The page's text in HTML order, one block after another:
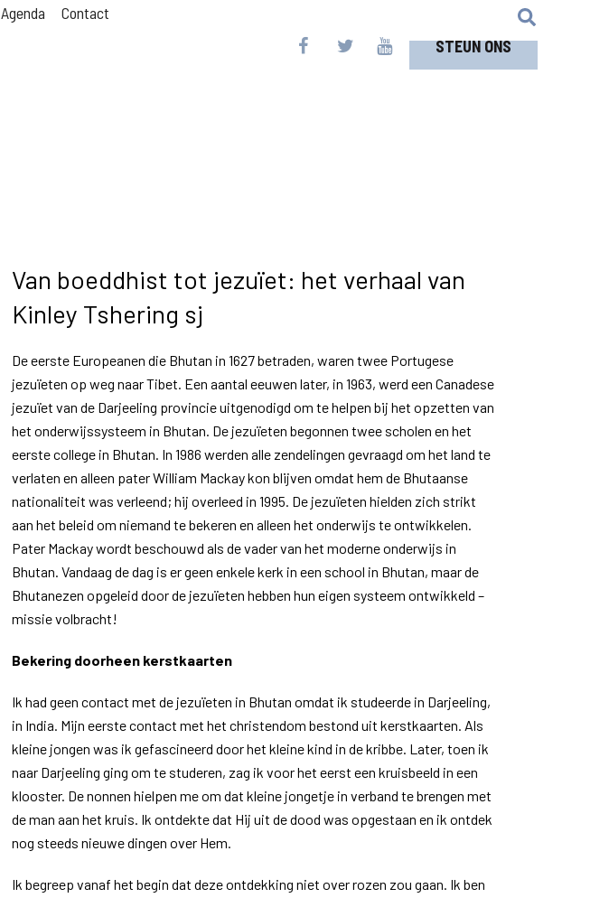
STEUN ONS
Agenda Contact
Van boeddhist tot jezuïet: het verhaal van
Kinley Tshering sj
De eerste Europeanen die Bhutan in 1627 betraden, waren twee Portugese
jezuïeten op weg naar Tibet. Een aantal eeuwen later, in 1963, werd een Canadese
jezuïet van de Darjeeling provincie uitgenodigd om te helpen bij het opzetten van
het onderwijssysteem in Bhutan. De jezuïeten begonnen twee scholen en het
eerste college in Bhutan. In 1986 werden alle zendelingen gevraagd om het land te
verlaten en alleen pater William Mackay kon blijven omdat hem de Bhutaanse
nationaliteit was verleend; hij overleed in 1995. De jezuïeten hielden zich strikt
aan het beleid om niemand te bekeren en alleen het onderwijs te ontwikkelen.
Pater Mackay wordt beschouwd als de vader van het moderne onderwijs in
Bhutan. Vandaag de dag is er geen enkele kerk in een school in Bhutan, maar de
Bhutanezen opgeleid door de jezuïeten hebben hun eigen systeem ontwikkeld –
missie volbracht!
Bekering doorheen kerstkaarten
Ik had geen contact met de jezuïeten in Bhutan omdat ik studeerde in Darjeeling,
in India. Mijn eerste contact met het christendom bestond uit kerstkaarten. Als
kleine jongen was ik gefascineerd door het kleine kind in de kribbe. Later, toen ik
naar Darjeeling ging om te studeren, zag ik voor het eerst een kruisbeeld in een
klooster. De nonnen hielpen me om dat kleine jongetje in verband te brengen met
de man aan het kruis. Ik ontdekte dat Hij uit de dood was opgestaan en ik ontdek
nog steeds nieuwe dingen over Hem.
Ik begreep vanaf het begin dat deze ontdekking niet over rozen zou gaan. Ik ben